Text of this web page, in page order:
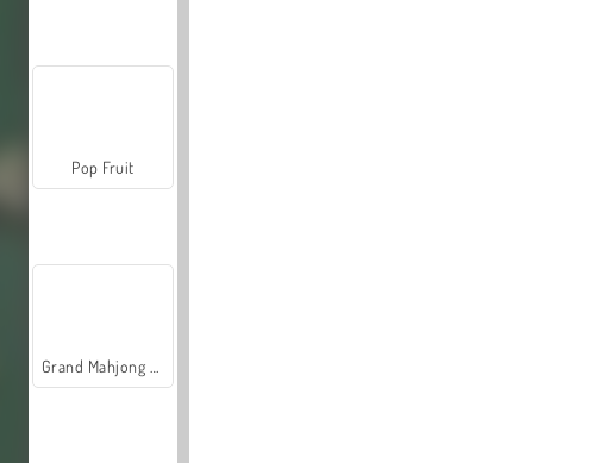
Pop Fruit